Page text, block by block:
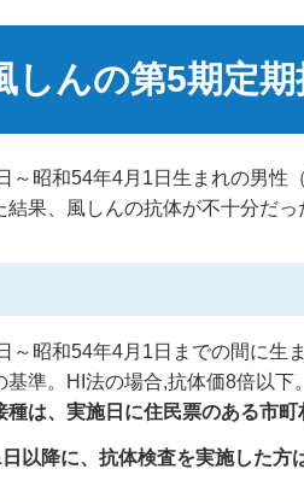
しんの第5期定
～昭和54年4月1日生まれの男性
結果、風しんの抗体が不十分だ
～昭和54年4月1日までの間に生
基準。HI法の場合,抗体価8倍以下
は、実施日に住民票のある市町
以降に、抗体検査を実施した方